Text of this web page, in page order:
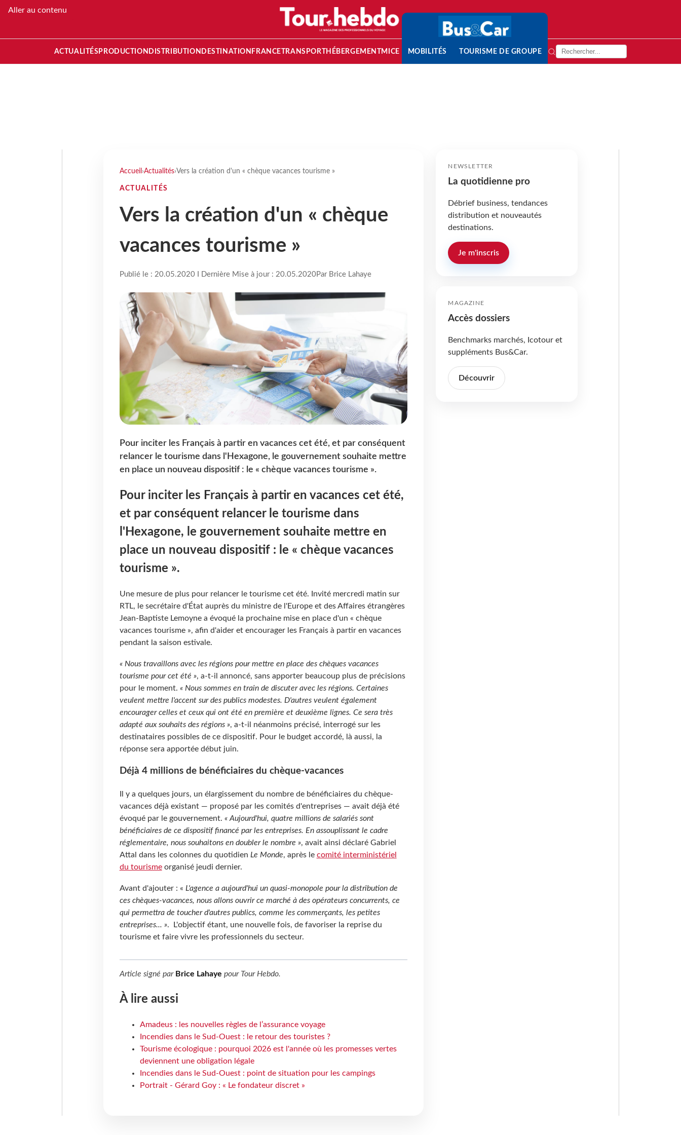
Aller au contenu
ACTUALITÉS PRODUCTION DISTRIBUTION DESTINATION FRANCETRANSPORT HÉBERGEMENTMICE MOBILITÉS TOURISME DE GROUPE
Accueil ›Actualités›Vers la création d'un « chèque vacances tourisme »
ACTUALITÉS
Vers la création d'un « chèque
vacances tourisme »
Publié le : 20.05.2020 I Dernière Mise à jour : 20.05.2020Par Brice Lahaye
Pour inciter les Français à partir en vacances cet été, et par conséquent
relancer le tourisme dans l'Hexagone, le gouvernement souhaite mettre
en place un nouveau dispositif : le « chèque vacances tourisme ».
Pour inciter les Français à partir en vacances cet été,
et par conséquent relancer le tourisme dans
l'Hexagone, le gouvernement souhaite mettre en
place un nouveau dispositif : le « chèque vacances
tourisme ».
Une mesure de plus pour relancer le tourisme cet été. Invité mercredi matin sur
RTL, le secrétaire d'État auprès du ministre de l'Europe et des Affaires étrangères
Jean-Baptiste Lemoyne a évoqué la prochaine mise en place d'un « chèque
vacances tourisme », afin d'aider et encourager les Français à partir en vacances
pendant la saison estivale.
« Nous travaillons avec les régions pour mettre en place des chèques vacances
tourisme pour cet été », a-t-il annoncé, sans apporter beaucoup plus de précisions
pour le moment. « Nous sommes en train de discuter avec les régions. Certaines
veulent mettre l'accent sur des publics modestes. D'autres veulent également
encourager celles et ceux qui ont été en première et deuxième lignes. Ce sera très
adapté aux souhaits des régions », a-t-il néanmoins précisé, interrogé sur les
destinataires possibles de ce dispositif. Pour le budget accordé, là aussi, la
réponse sera apportée début juin.
Déjà 4 millions de bénéficiaires du chèque-vacances
Il y a quelques jours, un élargissement du nombre de bénéficiaires du chèque-
vacances déjà existant — proposé par les comités d'entreprises — avait déjà été
évoqué par le gouvernement. « Aujourd'hui, quatre millions de salariés sont
bénéficiaires de ce dispositif financé par les entreprises. En assouplissant le cadre
réglementaire, nous souhaitons en doubler le nombre », avait ainsi déclaré Gabriel
Attal dans les colonnes du quotidien Le Monde, après le comité interministériel
du tourismeorganisé jeudi dernier.
Avant d'ajouter : « L'agence a aujourd'hui un quasi-monopole pour la distribution de
ces chèques-vacances, nous allons ouvrir ce marché à des opérateurs concurrents, ce
qui permettra de toucher d'autres publics, comme les commerçants, les petites
entreprises... ». L'objectif étant, une nouvelle fois, de favoriser la reprise du
tourisme et faire vivre les professionnels du secteur.
Article signé par Brice Lahaye pour Tour Hebdo.
À lire aussi
Amadeus : les nouvelles règles de l’assurance voyage
Incendies dans le Sud-Ouest : le retour des touristes ?
Tourisme écologique : pourquoi 2026 est l'année où les promesses vertes
deviennent une obligation légale
Incendies dans le Sud-Ouest : point de situation pour les campings
Portrait - Gérard Goy : « Le fondateur discret »
NEWSLETTER
La quotidienne pro
Débrief business, tendances
distribution et nouveautés
destinations.
Je m'inscris
MAGAZINE
Accès dossiers
Benchmarks marchés, Icotour et
suppléments Bus&Car.
Découvrir